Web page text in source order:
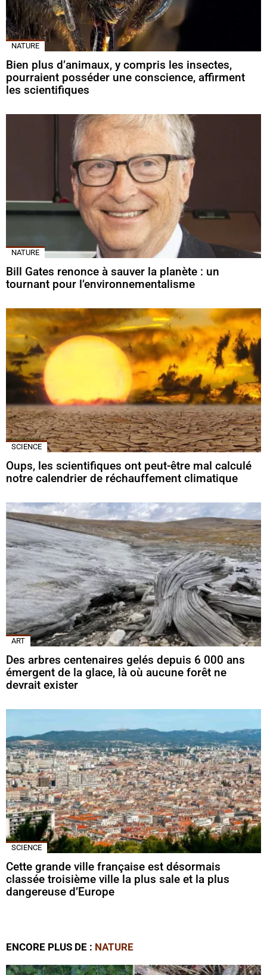
NATURE
Bien plus d’animaux, y compris les insectes,
pourraient posséder une conscience, affirment
les scientifiques
NATURE
Bill Gates renonce à sauver la planète : un
tournant pour l’environnementalisme
SCIENCE
Oups, les scientifiques ont peut-être mal calculé
notre calendrier de réchauffement climatique
ART
Des arbres centenaires gelés depuis 6 000 ans
émergent de la glace, là où aucune forêt ne
devrait exister
SCIENCE
Cette grande ville française est désormais
classée troisième ville la plus sale et la plus
dangereuse d’Europe
ENCORE PLUS DE : NATURE